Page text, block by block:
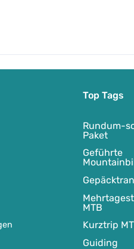
Triest Top Tags
Rundum-
Paket
Geführte
MTB
Kurztrip
Guiding